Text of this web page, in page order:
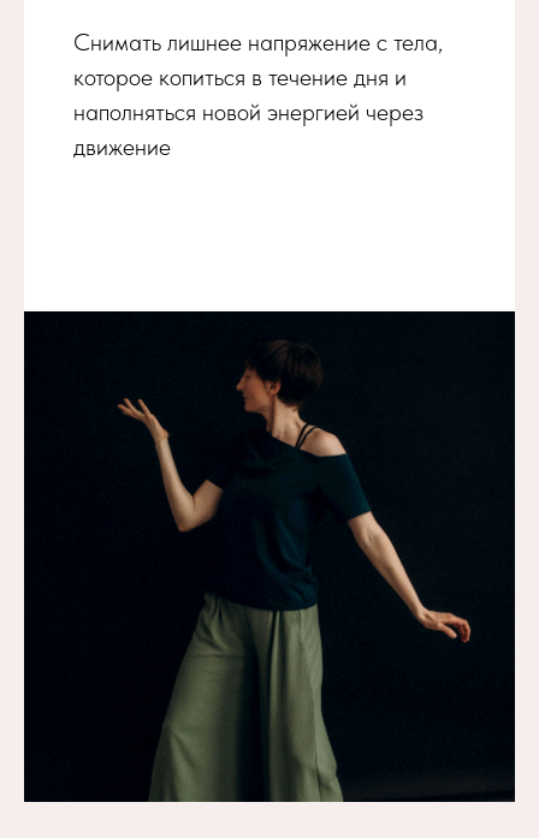
Снимать лишнее напряжение с тела,
которое копиться в течение дня и
наполняться новой энергией через
движение